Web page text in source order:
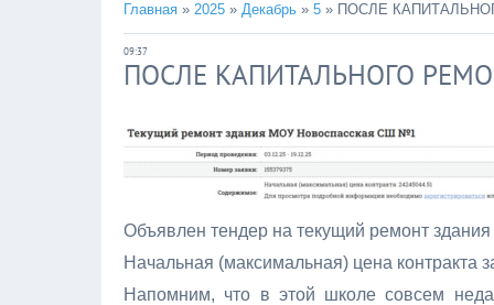
Главная » 2025 » Декабрь » 5 » ПОСЛЕ
09:37
ПОСЛЕ КАПИТАЛЬНОГО
Объявлен тендер на текущий ремонт
Начальная (максимальная) цена контракта
Напомним, что в этой школе совсем